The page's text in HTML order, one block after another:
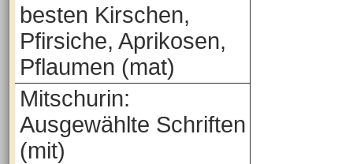
besten Kirschen,
Pfirsiche, Aprikosen,
Pflaumen (mat)
Mitschurin:
Ausgewählte Schriften
(mit)